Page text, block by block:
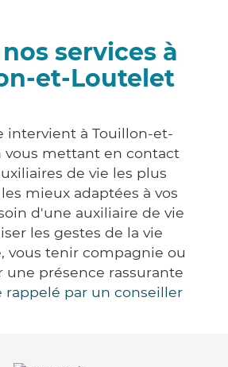
services à
et-Loutelet
intervient à Touillon-et-
vous mettant en contact
de vie les plus
mieux adaptées à vos
d'une auxiliaire de vie
les gestes de la vie
vous tenir compagnie ou
une présence rassurante
rappelé par un conseiller